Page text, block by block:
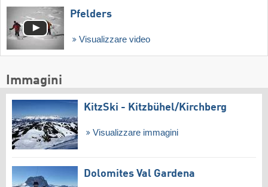
Pfelders
Visualizzare video
Immagini
KitzSki - Kitzbühel/​Kirchberg
Visualizzare immagini
Dolomites Val Gardena